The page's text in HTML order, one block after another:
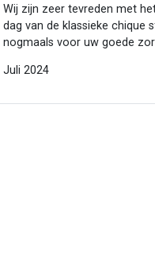
Wij zijn zeer tevreden met
dag van de klassieke chique
nogmaals voor uw goede
Juli 2024